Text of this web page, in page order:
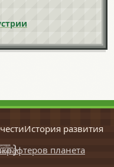
История развития
планета